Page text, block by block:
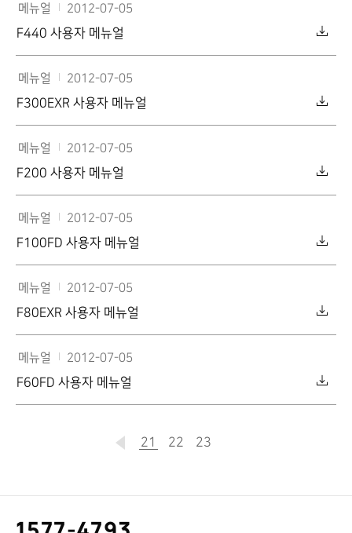
메뉴얼
F440 사용자 메뉴얼
2012-07-05
메뉴얼
F300EXR 사용자 메뉴얼
2012-07-05
메뉴얼
F200 사용자 메뉴얼
2012-07-05
메뉴얼
F100FD 사용자 메뉴얼
2012-07-05
메뉴얼
F80EXR 사용자 메뉴얼
2012-07-05
메뉴얼
F60FD 사용자 메뉴얼
2012-07-05
21
현재
22 23
고